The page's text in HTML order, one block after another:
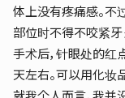
体上没有疼痛感。不
部位时不得不咬紧牙
手术后，针眼处的红
天左右。可以用化妆